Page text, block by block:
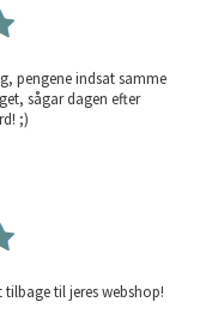
pengene indsat samme
sågar dagen efter
;)
til jeres webshop!